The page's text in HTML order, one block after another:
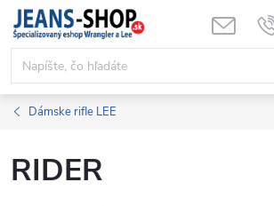
Prejsť
obsah
Dámske rifle LEE
RIDER